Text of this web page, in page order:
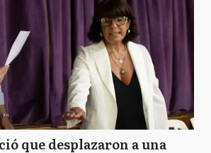
que desplazaron a una